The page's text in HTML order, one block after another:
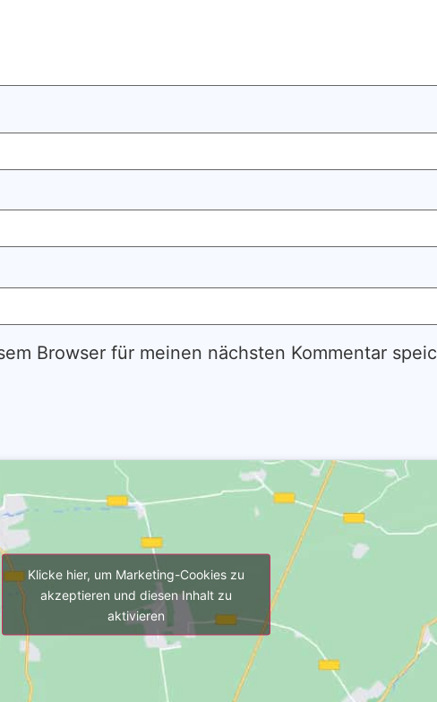
Browser für meinen nächsten Kommentar
Klicke hier, um Marketing-Cookies zu
akzeptieren und diesen Inhalt zu
aktivieren